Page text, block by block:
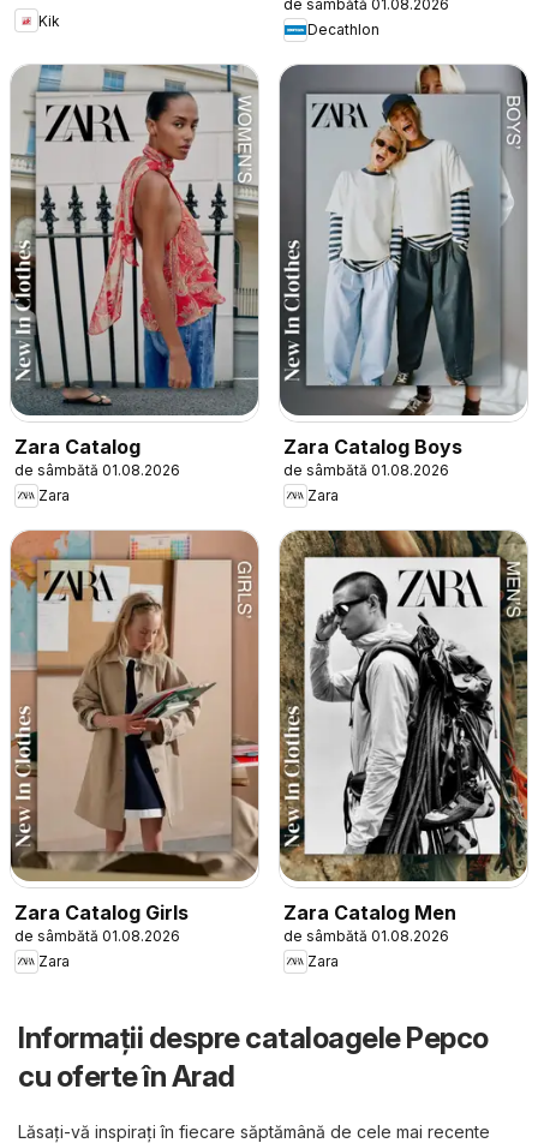
Kik
de sâmbătă 01.08.2026
Decathlon
Zara Catalog
de sâmbătă 01.08.2026
Zara
Zara Catalog Boys
de sâmbătă 01.08.2026
Zara
Zara Catalog Girls
de sâmbătă 01.08.2026
Zara
Zara Catalog Men
de sâmbătă 01.08.2026
Zara
Informații despre cataloagele Pepco
cu oferte în Arad
Lăsați-vă inspirați în fiecare săptămână de cele mai recente